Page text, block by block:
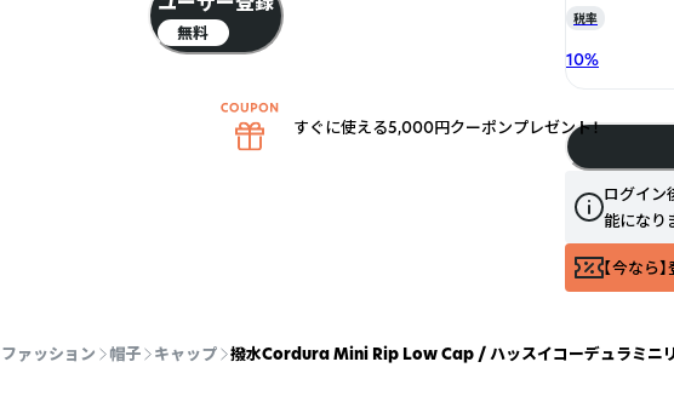
税率
10%
ログイン
能になり
【今なら
ファッション 帽子 キャップ 撥水Cordura Mini Rip Low Cap / ハッスイコーデュラミニ
無料
すぐに使える5,000円クーポンプレゼント！